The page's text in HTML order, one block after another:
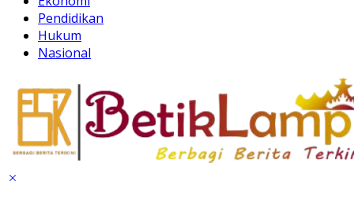
Pendidikan
Hukum
Nasional